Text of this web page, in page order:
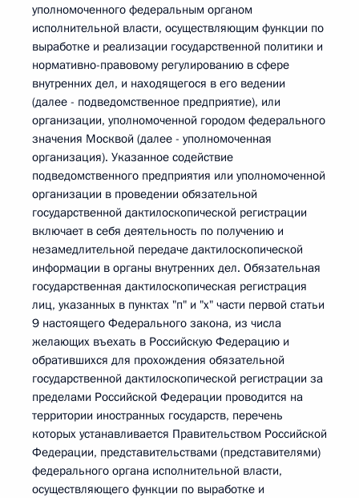
уполномоченного федеральным органом
исполнительной власти, осуществляющим функции по
выработке и реализации государственной политики и
нормативно-правовому регулированию в сфере
внутренних дел, и находящегося в его ведении
(далее - подведомственное предприятие), или
организации, уполномоченной городом федерального
значения Москвой (далее - уполномоченная
организация). Указанное содействие
подведомственного предприятия или уполномоченной
организации в проведении обязательной
государственной дактилоскопической регистрации
включает в себя деятельность по получению и
незамедлительной передаче дактилоскопической
информации в органы внутренних дел. Обязательная
государственная дактилоскопическая регистрация
лиц, указанных в пунктах "п" и "х" части первой статьи
9 настоящего Федерального закона, из числа
желающих въехать в Российскую Федерацию и
обратившихся для прохождения обязательной
государственной дактилоскопической регистрации за
пределами Российской Федерации проводится на
территории иностранных государств, перечень
которых устанавливается Правительством Российской
Федерации, представительствами (представителями)
федерального органа исполнительной власти,
осуществляющего функции по выработке и